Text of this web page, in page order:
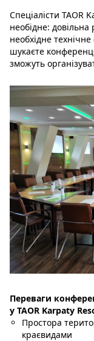
Спеціалісти TAOR
необідне: довільна
необхідне
шукаєте
зможуть
Переваги
у TAOR Karpaty
Простора
краєвидами